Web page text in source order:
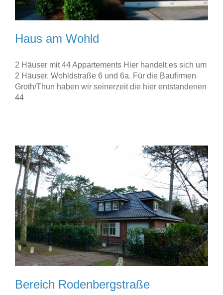
Haus am Wohld
2 Häuser mit 44 Appartements Hier handelt es sich um
2 Häuser. Wohldstraße 6 und 6a. Für die Baufirmen
Groth/Thun haben wir seinerzeit die hier entstandenen
44
Bereich Rodenbergstraße